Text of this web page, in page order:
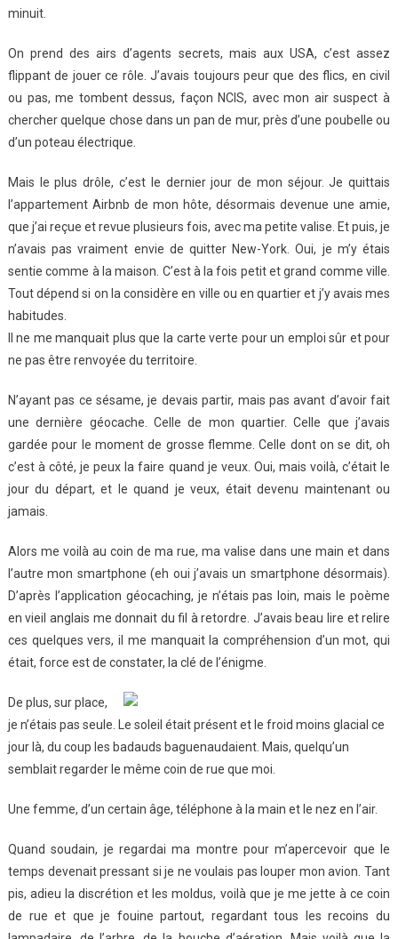
minuit.
On prend des airs d’agents secrets, mais aux USA, c’est assez
flippant de jouer ce rôle. J’avais toujours peur que des flics, en civil
ou pas, me tombent dessus, façon NCIS, avec mon air suspect à
chercher quelque chose dans un pan de mur, près d’une poubelle ou
d’un poteau électrique.
Mais le plus drôle, c’est le dernier jour de mon séjour. Je quittais
l’appartement Airbnb de mon hôte, désormais devenue une amie,
que j’ai reçue et revue plusieurs fois, avec ma petite valise. Et puis, je
n’avais pas vraiment envie de quitter New-York. Oui, je m’y étais
sentie comme à la maison. C’est à la fois petit et grand comme ville.
Tout dépend si on la considère en ville ou en quartier et j’y avais mes
habitudes.
Il ne me manquait plus que la carte verte pour un emploi sûr et pour
ne pas être renvoyée du territoire.
N’ayant pas ce sésame, je devais partir, mais pas avant d’avoir fait
une dernière géocache. Celle de mon quartier. Celle que j’avais
gardée pour le moment de grosse flemme. Celle dont on se dit, oh
c’est à côté, je peux la faire quand je veux. Oui, mais voilà, c’était le
jour du départ, et le quand je veux, était devenu maintenant ou
jamais.
Alors me voilà au coin de ma rue, ma valise dans une main et dans
l’autre mon smartphone (eh oui j’avais un smartphone désormais).
D’après l’application géocaching, je n’étais pas loin, mais le poème
en vieil anglais me donnait du fil à retordre. J’avais beau lire et relire
ces quelques vers, il me manquait la compréhension d’un mot, qui
était, force est de constater, la clé de l’énigme.
De plus, sur place,
je n’étais pas seule. Le soleil était présent et le froid moins glacial ce
jour là, du coup les badauds baguenaudaient. Mais, quelqu’un
semblait regarder le même coin de rue que moi.
Une femme, d’un certain âge, téléphone à la main et le nez en l’air.
Quand soudain, je regardai ma montre pour m’apercevoir que le
temps devenait pressant si je ne voulais pas louper mon avion. Tant
pis, adieu la discrétion et les moldus, voilà que je me jette à ce coin
de rue et que je fouine partout, regardant tous les recoins du